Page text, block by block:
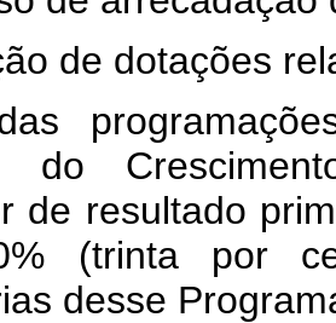
de dotações
do
de resultado
(trinta por
desse